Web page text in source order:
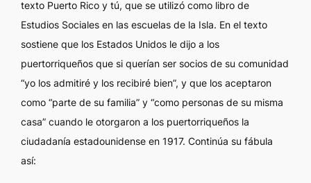
texto Puerto Rico y tú, que se utilizó como libro de
Estudios Sociales en las escuelas de la Isla. En el texto
sostiene que los Estados Unidos le dijo a los
puertorriqueños que si querían ser socios de su comunidad
“yo los admitiré y los recibiré bien”, y que los aceptaron
como “parte de su familia” y “como personas de su misma
casa” cuando le otorgaron a los puertorriqueños la
ciudadanía estadounidense en 1917. Continúa su fábula
así: